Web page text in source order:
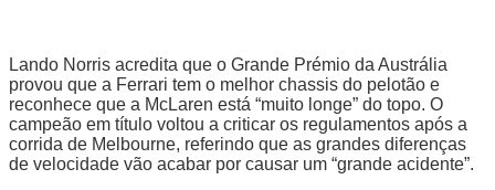
Lando Norris acredita que o Grande Prémio da Austrália
provou que a Ferrari tem o melhor chassis do pelotão e
reconhece que a McLaren está “muito longe” do topo. O
campeão em título voltou a criticar os regulamentos após a
corrida de Melbourne, referindo que as grandes diferenças
de velocidade vão acabar por causar um “grande acidente”.